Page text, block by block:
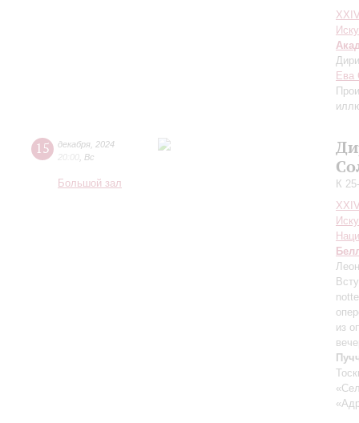
Ева
15 декабря 2024
20:00 Вс
Большой зал
К
из